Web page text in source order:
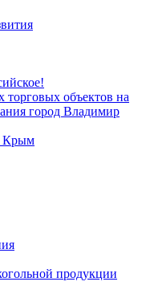
объектов на
город Владимир
Крым
продукции